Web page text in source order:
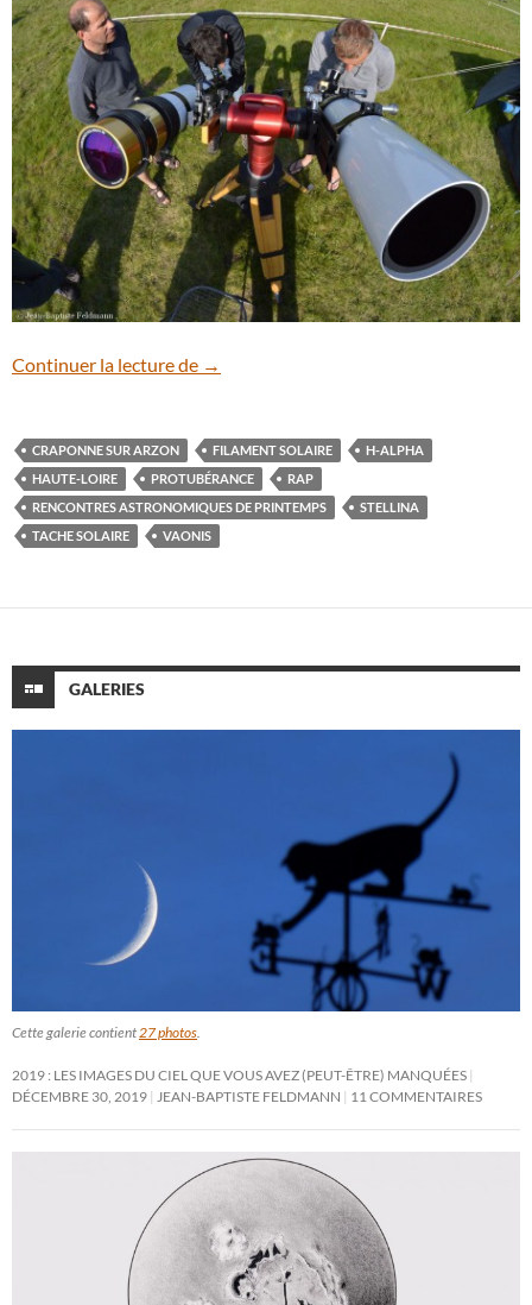
Continuer la lecture de RAP 2016 : retour sur une belle
→
CRAPONNE SUR ARZON FILAMENT SOLAIRE
H-ALPHA
HAUTE-LOIRE
PROTUBÉRANCE
RAP
RENCONTRES ASTRONOMIQUES DE PRINTEMPS
STELLINA
TACHE SOLAIRE
VAONIS
GALERIES
Cette galerie contient27 photos.
2019 : LES IMAGES DU CIEL QUE VOUS AVEZ (PEUT-ÊTRE) MANQUÉES
DÉCEMBRE 30, 2019 JEAN-BAPTISTE FELDMANN 11 COMMENTAIRES